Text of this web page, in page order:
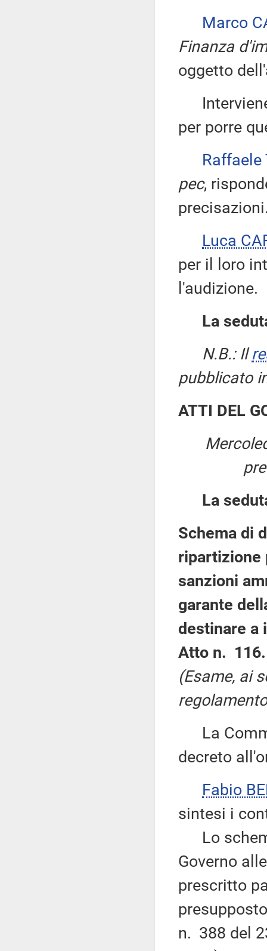
Marco
Finanza
oggetto
per porre
Raffaele
pec,
Luca
per il loro
l'audizione.
La
N.B.: Il
pubblicato
ATTI DEL
La
Schema di
ripartizione
sanzioni
garante
destinare a
Atto n. 116.
(Esame, ai
La
decreto
Fabio
sintesi i
Lo
Governo
prescritto
n. 388 del